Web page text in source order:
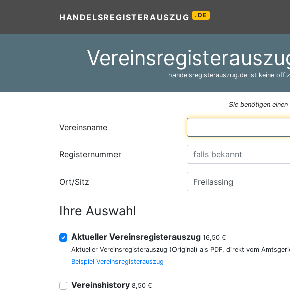
HANDELSREGISTERAUSZUG .DE
handelsregisterauszug.de ist keine
Sie benötigen einen
Vereinsname
Registernummer
Ort/Sitz
Ihre Auswahl
Aktueller Vereinsregisterauszug 16,50 €
Aktueller Vereinsregisterauszug (Original) als PDF, direkt vom
Beispiel Vereinsregisterauszug
Vereinshistory 8,50 €